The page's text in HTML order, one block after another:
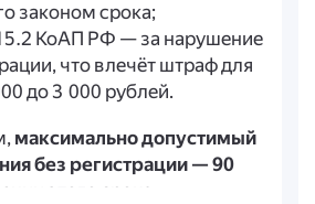
законом срока;
КоАП РФ — за нарушение
что влечёт штраф для
до 3 000 рублей.
максимально допустимый
без регистрации — 90
этого срока